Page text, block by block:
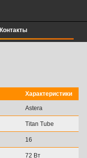
Контакты
Характеристики
Astera
Titan Tube
16
72 Вт